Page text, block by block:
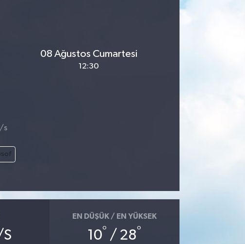
08 Ağustos Cumartesi
12:30
s
EN DÜŞÜK / EN YÜKSEK
10° / 28°